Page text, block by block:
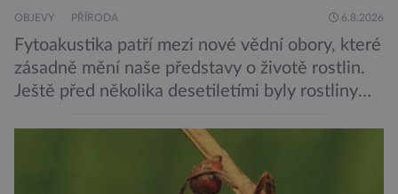
OBJEVY PŘÍRODA 6.8.2026
Fytoakustika patří mezi nové vědní obory, které
zásadně mění naše představy o životě rostlin.
Ještě před několika desetiletími byly rostliny
pouze reagují na změny prostředí. Moderní
výzkum však ukazuje, že skutečnost je mnohem
zajímavější. Rostliny totiž dokážou své okolí